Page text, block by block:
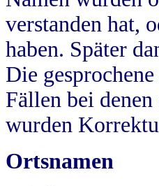
verstanden hat,
haben. Später
Die
Fällen bei
wurden
Ortsnamen